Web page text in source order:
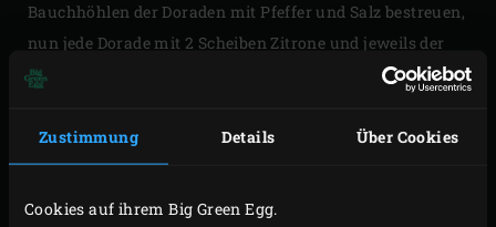
Zustimmung Details Über Cookies
Cookies auf ihrem Big Green Egg.
Bauchhöhlen der Doraden mit Pfeffer und Salz bestreuen,
nun jede Dorade mit 2 Scheiben Zitrone und jeweils der
Hälfte der Zwiebelringe, des Knoblauchs und der
Das Ende des Brokkolistiels abschneiden und den Strunk
Brokkoli abgedeckt und getrennt voneinander bis zur